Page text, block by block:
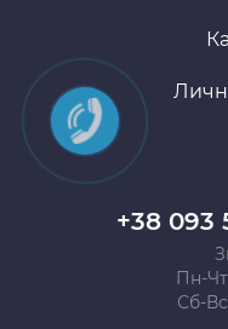
+38 093
Пн-
Сб-